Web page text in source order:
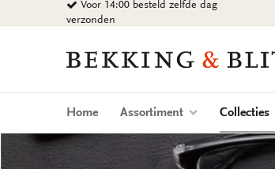
naar
Voor 14:00 besteld zelfde dag
verzonden
Bekking
Blitz
Uitgevers
Home Assortiment Collecties